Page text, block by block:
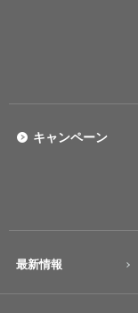
キャンペーン
最新情報